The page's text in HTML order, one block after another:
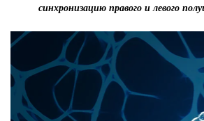
синхронизацию правого и левого